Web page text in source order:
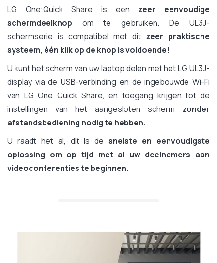
LG One:Quick Share is een zeer eenvoudige
schermdeelknop om te gebruiken. De UL3J-
schermserie is compatibel met dit zeer praktische
systeem, één klik op de knop is voldoende!
U kunt het scherm van uw laptop delen met het LG UL3J-
display via de USB-verbinding en de ingebouwde Wi-Fi
van LG One Quick Share, en toegang krijgen tot de
instellingen van het aangesloten scherm zonder
afstandsbediening nodig te hebben.
U raadt het al, dit is desnelste en eenvoudigste
oplossing om op tijd met al uw deelnemers aan
videoconferenties te beginnen.